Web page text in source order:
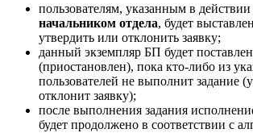
пользователям, указанным в действии
начальником отдела, будет
утвердить или отклонить заявку;
данный экземпляр БП будет
(приостановлен), пока кто-либо из
пользователей не выполнит задание
отклонит заявку);
после выполнения задания
будет продолжено в соответствии с